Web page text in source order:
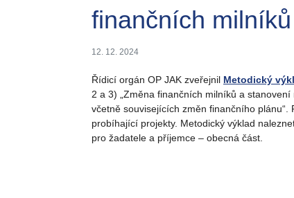
finančních milníků
12. 12. 2024
Řídicí orgán OP JAK zveřejnil Metodický
2 a 3) „Změna finančních milníků a
včetně souvisejících změn finančního
probíhající projekty. Metodický výklad
pro žadatele a příjemce – obecná část.